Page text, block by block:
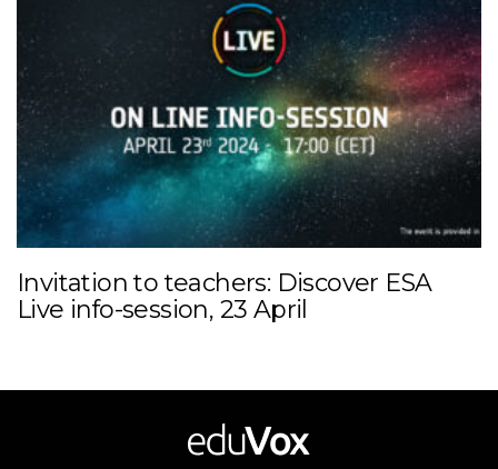
Invitation to teachers: Discover ESA
Live info-session, 23 April